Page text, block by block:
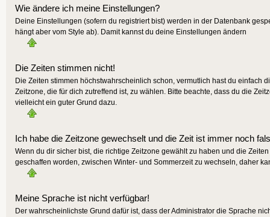
Wie ändere ich meine Einstellungen?
Deine Einstellungen (sofern du registriert bist) werden in der Datenbank
hängt aber vom Style ab). Damit kannst du deine Einstellungen ändern
Die Zeiten stimmen nicht!
Die Zeiten stimmen höchstwahrscheinlich schon, vermutlich hast du einfach
Zeitzone, die für dich zutreffend ist, zu wählen. Bitte beachte, dass du die
vielleicht ein guter Grund dazu.
Ich habe die Zeitzone gewechselt und die Zeit ist immer noch
Wenn du dir sicher bist, die richtige Zeitzone gewählt zu haben und die
geschaffen worden, zwischen Winter- und Sommerzeit zu wechseln, daher
Meine Sprache ist nicht verfügbar!
Der wahrscheinlichste Grund dafür ist, dass der Administrator die Sprache